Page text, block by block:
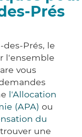
Prés
Prés, le
l'ensemble
vous
l'Allocation
(APA) ou
du
une